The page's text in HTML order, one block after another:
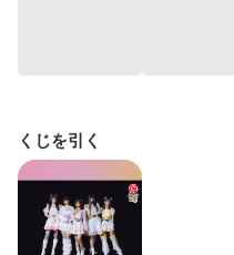
くじを引く